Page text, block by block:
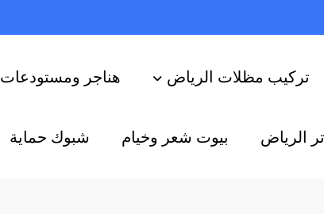
تركيب مظلات الرياض هناجر ومستودعات
الرياض بيوت شعر وخيام شبوك حماية